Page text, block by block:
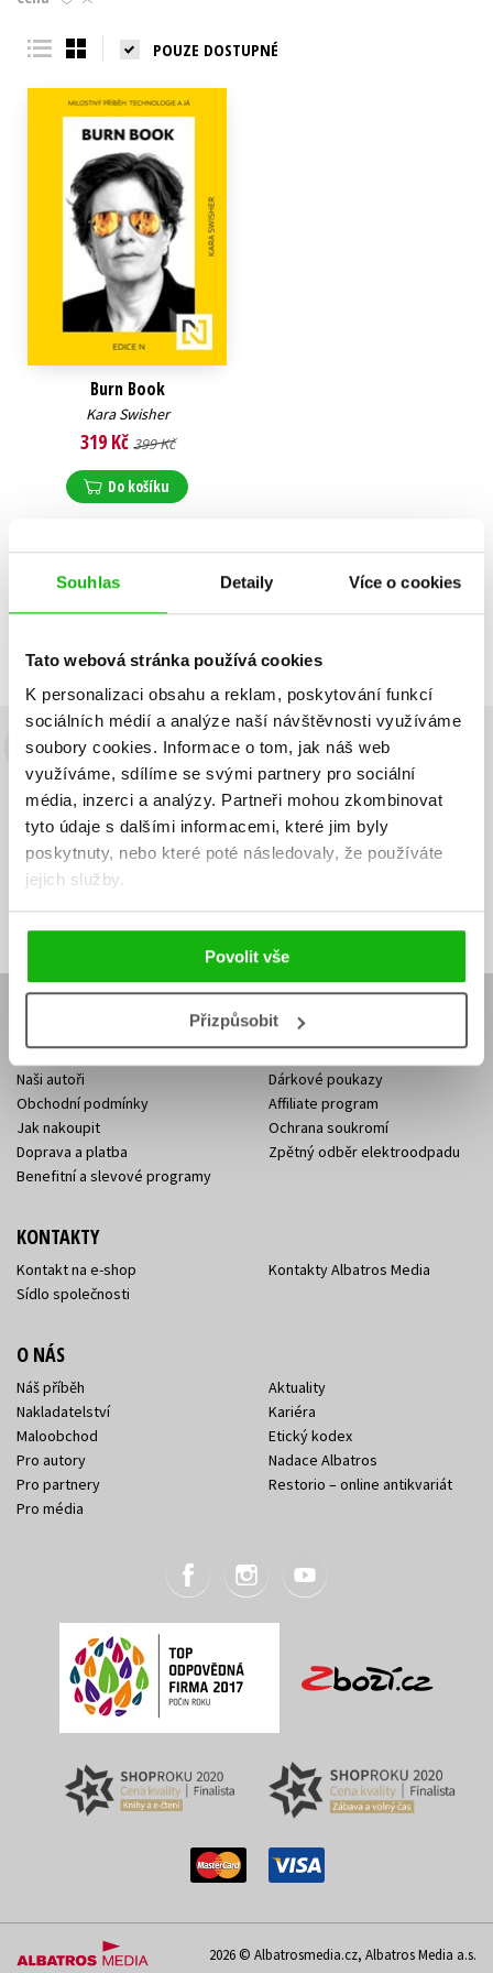
Souhlas Detaily Více o cookies
Tato webová stránka používá cookies
K personalizaci obsahu a reklam, poskytování funkcí
sociálních médií a analýze naší návštěvnosti využíváme
soubory cookies. Informace o tom, jak náš web
využíváme, sdílíme se svými partnery pro sociální
média, inzerci a analýzy. Partneři mohou zkombinovat
tyto údaje s dalšími informacemi, které jim byly
poskytnuty, nebo které poté následovaly, že používáte
jejich služby.
Povolit vše
Přizpůsobit
Young adult (SK)
POUZE DOSTUPNÉ
Burn Book
Kara Swisher
319 Kč 399 Kč
Do košíku
Zobraz záznamů
Budete to vědět jako první!
Zajímá Vás, jaký knižní hit právě vychází, na jaké zboží je výhodná
sleva, jaká běží soutěž o ceny? Přihlášením k odběru našich e-
mailových novineksouhlasíte se zpracováním osobních údajů.
Vaše e-
adresa
Vaše e-
adresa
Aktuality
Naši autoři
Obchodní podmínky
Jak nakoupit
Doprava a platba
Benefitní a slevové programy
Knižní novinky
Dárkové poukazy
Affiliate program
Ochrana soukromí
Zpětný odběr elektroodpadu
KONTAKTY
Kontakt na e-shop
Sídlo společnosti
Kontakty Albatros Media
O NÁS
Náš příběh
Nakladatelství
Maloobchod
Pro autory
Pro partnery
Pro média
Aktuality
Kariéra
Etický kodex
Nadace Albatros
Restorio – online antikvariát
2026 © Albatrosmedia.cz, Albatros Media a.s.